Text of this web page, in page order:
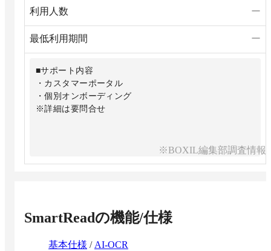
利用人数 ー
最低利用期間 ー
■サポート内容
・カスタマーポータル
・個別オンボーディング
※詳細は要問合せ
※BOXIL編集部調査情報
SmartReadの機能/仕様
基本仕様 /AI-OCR